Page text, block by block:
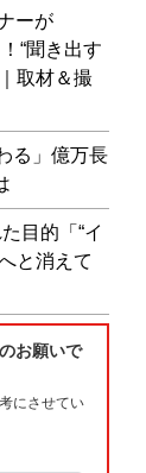
ーが
“聞き出す
取材＆撮
る」億万長
目的「“イ
と消えて